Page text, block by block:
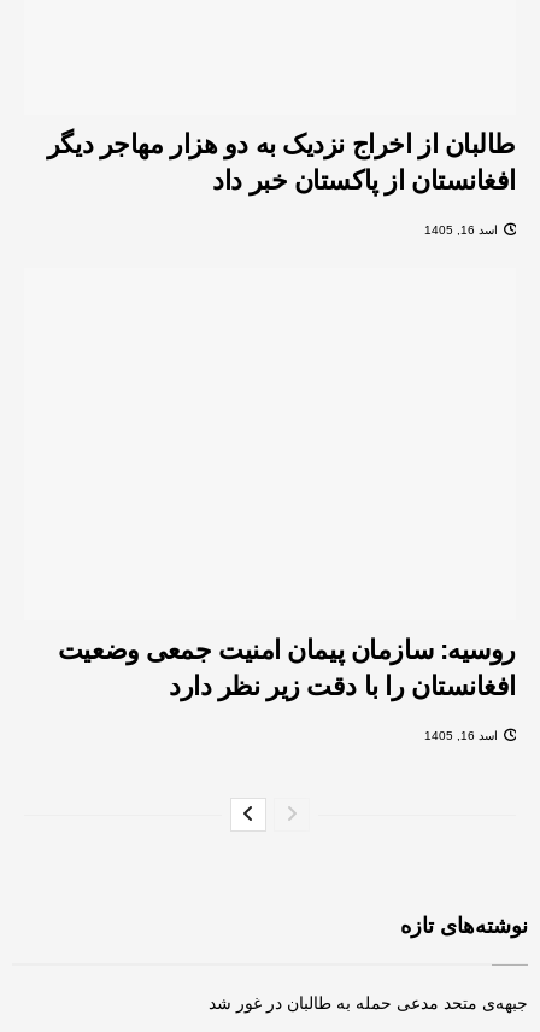
طالبان از اخراج نزدیک به دو هزار مهاجر دیگر
افغانستان از پاکستان خبر داد
اسد 16, 1405
روسیه: سازمان پیمان امنیت جمعی وضعیت
افغانستان را با دقت زیر نظر دارد
اسد 16, 1405
نوشته‌های تازه
جبهه‌ی متحد مدعی حمله به طالبان در غور شد